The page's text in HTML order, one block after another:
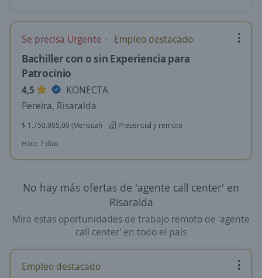
Se precisa Urgente Empleo destacado
Bachiller con o sin Experiencia para
Patrocinio
4,5
KONECTA
Pereira, Risaralda
$ 1.750.905,00 (Mensual)
Presencial y remoto
Hace 7 días
No hay más ofertas de 'agente call center' en
Risaralda
Mira estas oportunidades de trabajo remoto de 'agente
call center' en todo el país
Empleo destacado